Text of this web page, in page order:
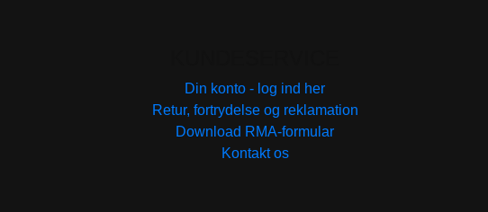
Din konto - log ind her
Retur, fortrydelse og reklamation
Download RMA-formular
Kontakt os